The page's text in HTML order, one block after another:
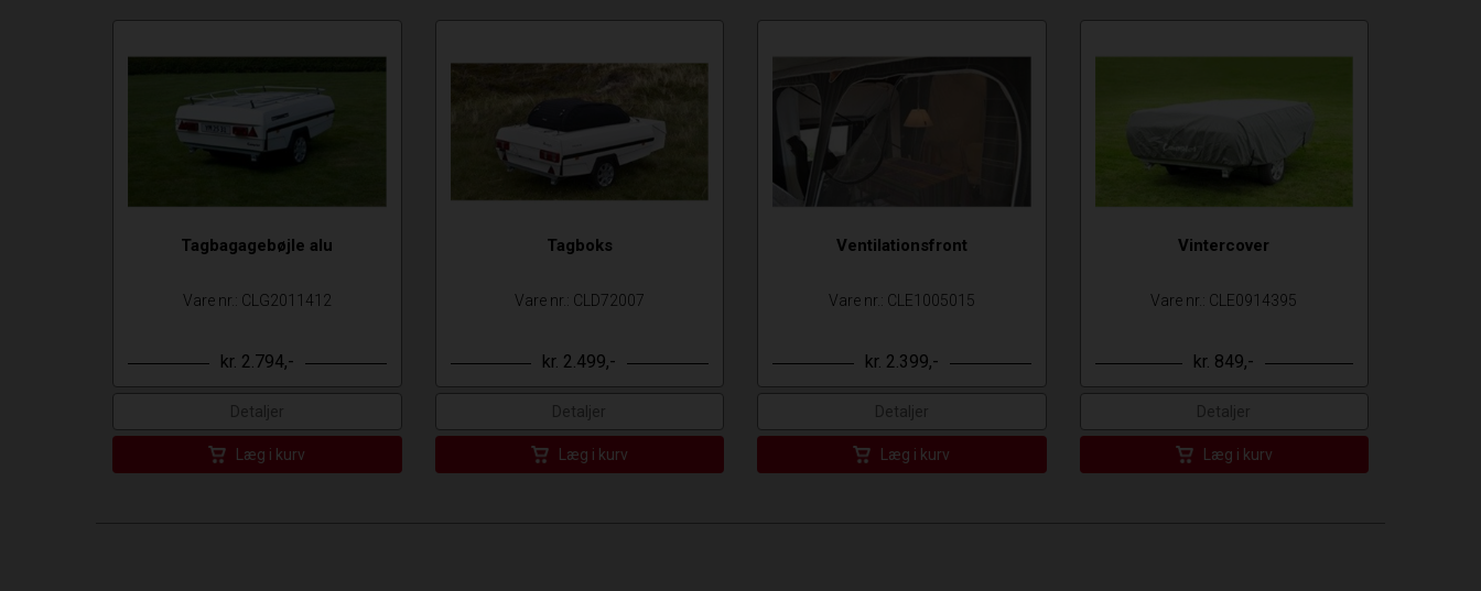
Tagbagagebøjle alu
Vare nr.: CLG2011412
kr. 2.794,-
Detaljer
Læg i kurv
Tagboks
Vare nr.: CLD72007
kr. 2.499,-
Detaljer
Læg i kurv
Ventilationsfront
Vare nr.: CLE1005015
kr. 2.399,-
Detaljer
Læg i kurv
Vintercover
Vare nr.: CLE0914395
kr. 849,-
Detaljer
Læg i kurv